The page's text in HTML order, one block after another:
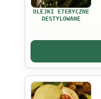
OLEJKI ETERYCZNE
DESTYLOWANE
wariantów.
Opcje
na
stronie
produktu
Ten